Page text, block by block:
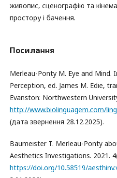
живопис, сценографію та
простору і бачення.
Посилання
Merleau-Ponty M. Eye and Mind.
Perception, ed. James M. Edie,
Evanston: Northwestern
http://www.biolinguagem.com/
(дата звернення 28.12.2025).
Baumeister T. Merleau-Ponty
Aesthetics Investigations. 2021.
https://doi.org/10.58519/